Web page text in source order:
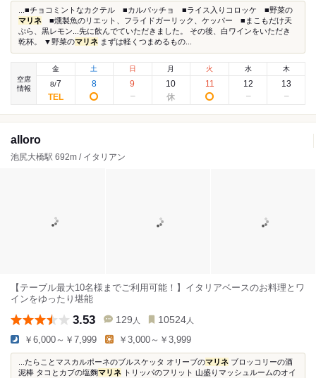
...■チョコミントなカクテル ■カルパッチョ ■ライス入りコロッケ ■野菜の
マリネ ■燻製魚のリエット、フライドガーリック、ケッパー ■まこもだけ天
ぷら、黒レモン...先に飲んでていただきました。 その後、白ワインをいただき
乾杯。 ▼野菜のマリネ まずは軽くつまめるもの...
空席
情報
金
8/7
土
8
日
9
月
10
火
11
水
12
木
13
alloro
池尻大橋駅 692m / イタリアン
【テーブル最大10名様までご利用可能！】イタリアベースのお料理とワ
インをゆったり堪能
3.53 129 人 10524 人
￥6,000～￥7,999 ￥3,000～￥3,999
...たらことマスカルポーネのブルスケッタ オリーブのマリネ ブロッコリーの酒
泥棒 タコとカブの塩麴マリネ トリッパのフリット 山盛りマッシュルームのオイ